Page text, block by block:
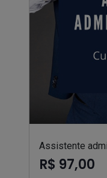
Assistente
R$ 97,00